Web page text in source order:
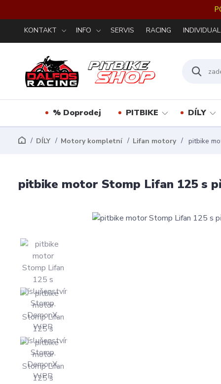
KONTAKT INFO SERVIS RACING INDIVIDUAL
% Doprodej PITBIKE DÍLY
DÍLY Motory kompletní Lifan motory pitbike
pitbike motor Stomp Lifan 125 s